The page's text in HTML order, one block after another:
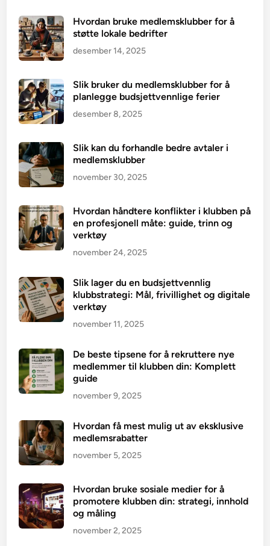
Hvordan bruke medlemsklubber for å
støtte lokale bedrifter
desember 14, 2025
Slik bruker du medlemsklubber for å
planlegge budsjettvennlige ferier
desember 8, 2025
Slik kan du forhandle bedre avtaler i
medlemsklubber
november 30, 2025
Hvordan håndtere konflikter i klubben på
en profesjonell måte: guide, trinn og
verktøy
november 24, 2025
Slik lager du en budsjettvennlig
klubbstrategi: Mål, frivillighet og digitale
verktøy
november 11, 2025
De beste tipsene for å rekruttere nye
medlemmer til klubben din: Komplett
guide
november 9, 2025
Hvordan få mest mulig ut av eksklusive
medlemsrabatter
november 5, 2025
Hvordan bruke sosiale medier for å
promotere klubben din: strategi, innhold
og måling
november 2, 2025